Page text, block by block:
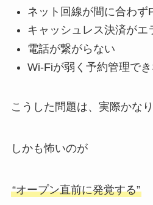
ネット回線が間に合わず
キャッシュレス決済がエ
電話が繋がらない
Wi-Fiが弱く予約管理で
こうした問題は、実際かなり
しかも怖いのが
“オープン直前に発覚する”